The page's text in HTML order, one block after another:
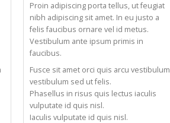
Proin adipiscing porta tellus, ut feugiat
nibh adipiscing sit amet. In eu justo a
felis faucibus ornare vel id metus.
Vestibulum ante ipsum primis in
faucibus.
Fusce sit amet orci quis arcu vestibulum
vestibulum sed ut felis.
Phasellus in risus quis lectus iaculis
vulputate id quis nisl.
Iaculis vulputate id quis nisl.